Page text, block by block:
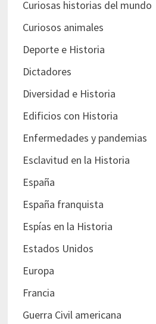
Curiosas historias del mundo
Curiosos animales
Deporte e Historia
Dictadores
Diversidad e Historia
Edificios con Historia
Enfermedades y pandemias
Esclavitud en la Historia
España
España franquista
Espías en la Historia
Estados Unidos
Europa
Francia
Guerra Civil americana